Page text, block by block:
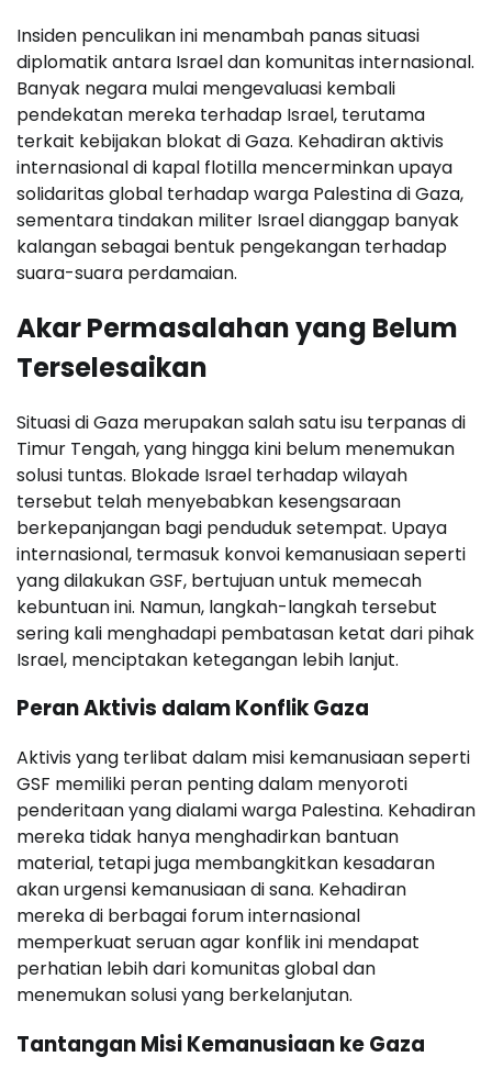
Insiden penculikan ini menambah panas situasi
diplomatik antara Israel dan komunitas internasional.
Banyak negara mulai mengevaluasi kembali
pendekatan mereka terhadap Israel, terutama
terkait kebijakan blokat di Gaza. Kehadiran aktivis
internasional di kapal flotilla mencerminkan upaya
solidaritas global terhadap warga Palestina di Gaza,
sementara tindakan militer Israel dianggap banyak
kalangan sebagai bentuk pengekangan terhadap
suara-suara perdamaian.
Akar Permasalahan yang Belum
Terselesaikan
Situasi di Gaza merupakan salah satu isu terpanas di
Timur Tengah, yang hingga kini belum menemukan
solusi tuntas. Blokade Israel terhadap wilayah
tersebut telah menyebabkan kesengsaraan
berkepanjangan bagi penduduk setempat. Upaya
internasional, termasuk konvoi kemanusiaan seperti
yang dilakukan GSF, bertujuan untuk memecah
kebuntuan ini. Namun, langkah-langkah tersebut
sering kali menghadapi pembatasan ketat dari pihak
Israel, menciptakan ketegangan lebih lanjut.
Peran Aktivis dalam Konflik Gaza
Aktivis yang terlibat dalam misi kemanusiaan seperti
GSF memiliki peran penting dalam menyoroti
penderitaan yang dialami warga Palestina. Kehadiran
mereka tidak hanya menghadirkan bantuan
material, tetapi juga membangkitkan kesadaran
akan urgensi kemanusiaan di sana. Kehadiran
mereka di berbagai forum internasional
memperkuat seruan agar konflik ini mendapat
perhatian lebih dari komunitas global dan
menemukan solusi yang berkelanjutan.
Tantangan Misi Kemanusiaan ke Gaza